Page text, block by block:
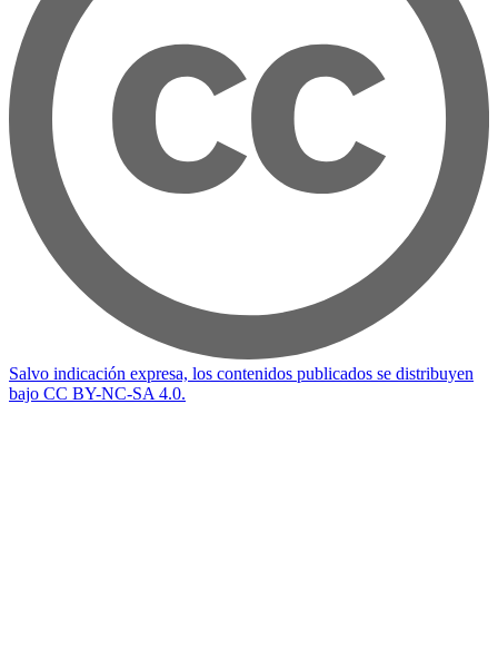
Salvo indicación expresa, los contenidos publicados se distribuyen
bajo CC BY-NC-SA 4.0.